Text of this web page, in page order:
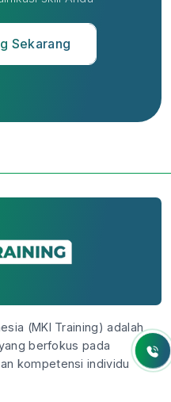
Sekarang
(MKI Training) adalah
berfokus pada
kompetensi individu